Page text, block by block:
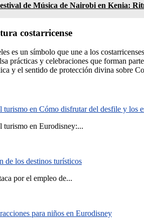
de Música de Nairobi en Kenia:
costarricense
es un símbolo que une a los
prácticas y celebraciones que forman
y el sentido de protección divina sobre
en Cómo disfrutar del desfile y los
turismo en Eurodisney:...
de los destinos turísticos
por el empleo de...
para niños en Eurodisney